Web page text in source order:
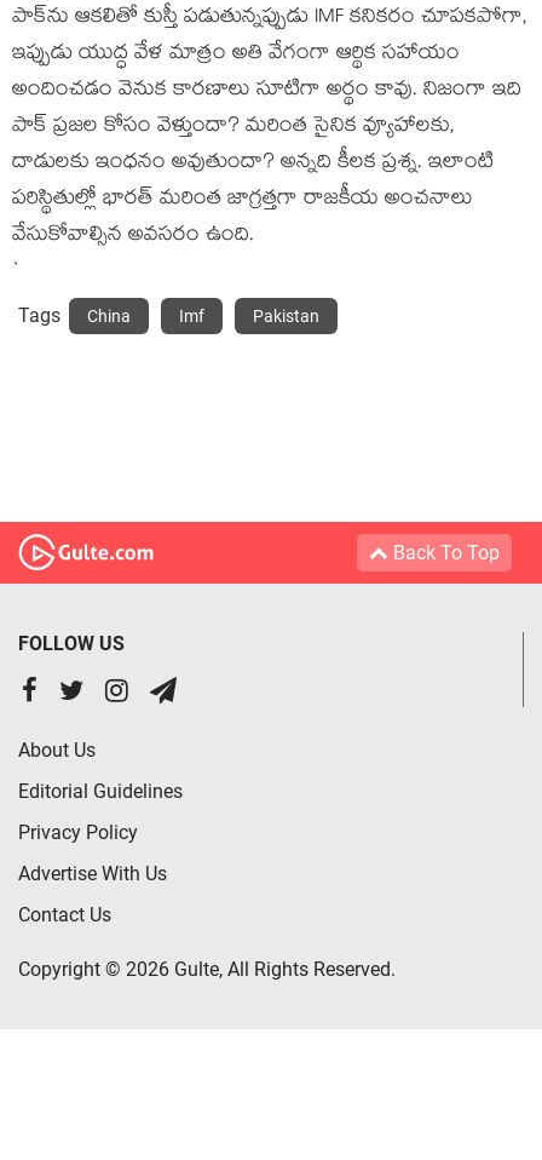
పాక్‌ను ఆకలితో కుస్తీ పడుతున్నప్పుడు IMF కనికరం చూపకపోగా,
ఇప్పుడు యుద్ధ వేళ మాత్రం అతి వేగంగా ఆర్థిక సహాయం
అందించడం వెనుక కారణాలు సూటిగా అర్థం కావు. నిజంగా ఇది
పాక్ ప్రజల కోసం వెళ్తుందా? మరింత సైనిక వ్యూహాలకు,
దాడులకు ఇంధనం అవుతుందా? అన్నది కీలక ప్రశ్న. ఇలాంటి
పరిస్థితుల్లో భారత్ మరింత జాగ్రత్తగా రాజకీయ అంచనాలు
వేసుకోవాల్సిన అవసరం ఉంది.
`
Tags China Imf Pakistan
Back To Top
FOLLOW US
About Us
Editorial Guidelines
Privacy Policy
Advertise With Us
Contact Us
Copyright © 2026 Gulte, All Rights Reserved.